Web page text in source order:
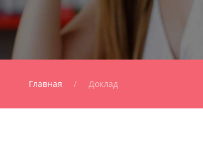
Главная Доклад